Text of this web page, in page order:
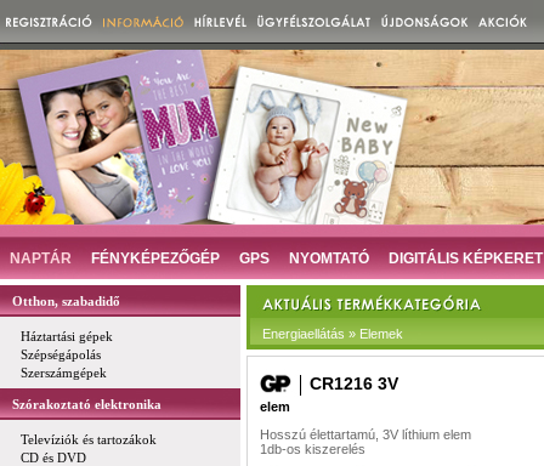
NAPTÁR FÉNYKÉPEZŐGÉP GPS NYOMTATÓ DIGITÁLIS KÉPKERET
Otthon, szabadidő
Háztartási gépek
Szépségápolás
Szerszámgépek
Szórakoztató elektronika
Televíziók és tartozákok
CD és DVD
Energiaellátás » Elemek
CR1216 3V
elem
Hosszú élettartamú, 3V líthium elem
1db-os kiszerelés